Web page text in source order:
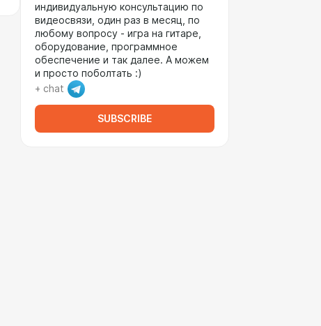
индивидуальную консультацию по
видеосвязи, один раз в месяц, по
любому вопросу - игра на гитаре,
оборудование, программное
обеспечение и так далее. А можем
и просто поболтать :)
+ chat
SUBSCRIBE